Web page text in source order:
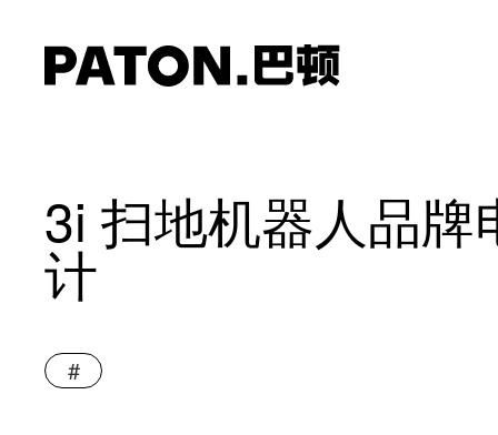
3i 扫地机器人品牌
计
#